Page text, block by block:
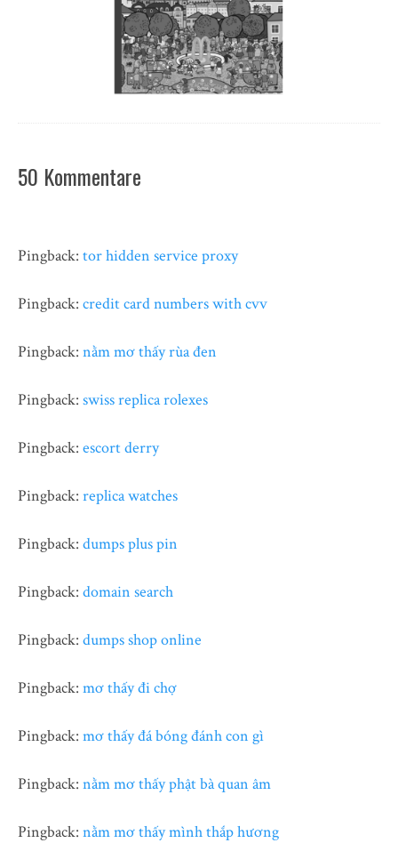
50 Kommentare
Pingback: tor hidden service proxy
Pingback: credit card numbers with cvv
Pingback: nằm mơ thấy rùa đen
Pingback: swiss replica rolexes
Pingback: escort derry
Pingback: replica watches
Pingback: dumps plus pin
Pingback: domain search
Pingback: dumps shop online
Pingback: mơ thấy đi chợ
Pingback: mơ thấy đá bóng đánh con gì
Pingback: nằm mơ thấy phật bà quan âm
Pingback: nằm mơ thấy mình thắp hương